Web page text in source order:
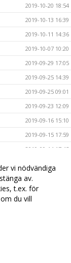
2019-10-20 18:54
2019-10-13 16:39
2019-10-11 14:36
2019-10-07 10:20
2019-09-29 17:05
2019-09-25 14:39
2019-09-25 09:01
2019-09-23 12:09
2019-09-16 15:10
2019-09-15 17:59
2019-09-14 17:45
2019-09-14 16:00
2019-09-01 16:56
2019-07-06 10:37
vi nödvändiga
av.
t.ex. för
du vill